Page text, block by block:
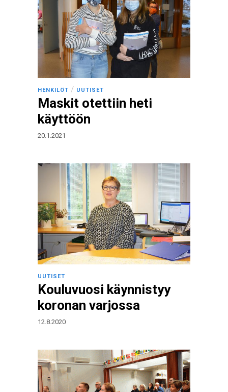
HENKILÖT / UUTISET
Maskit otettiin heti
käyttöön
20.1.2021
UUTISET
Kouluvuosi käynnistyy
koronan varjossa
12.8.2020